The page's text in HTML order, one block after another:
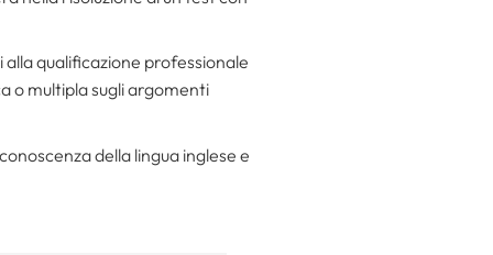
alla qualificazione professionale
o multipla sugli argomenti
della lingua inglese e